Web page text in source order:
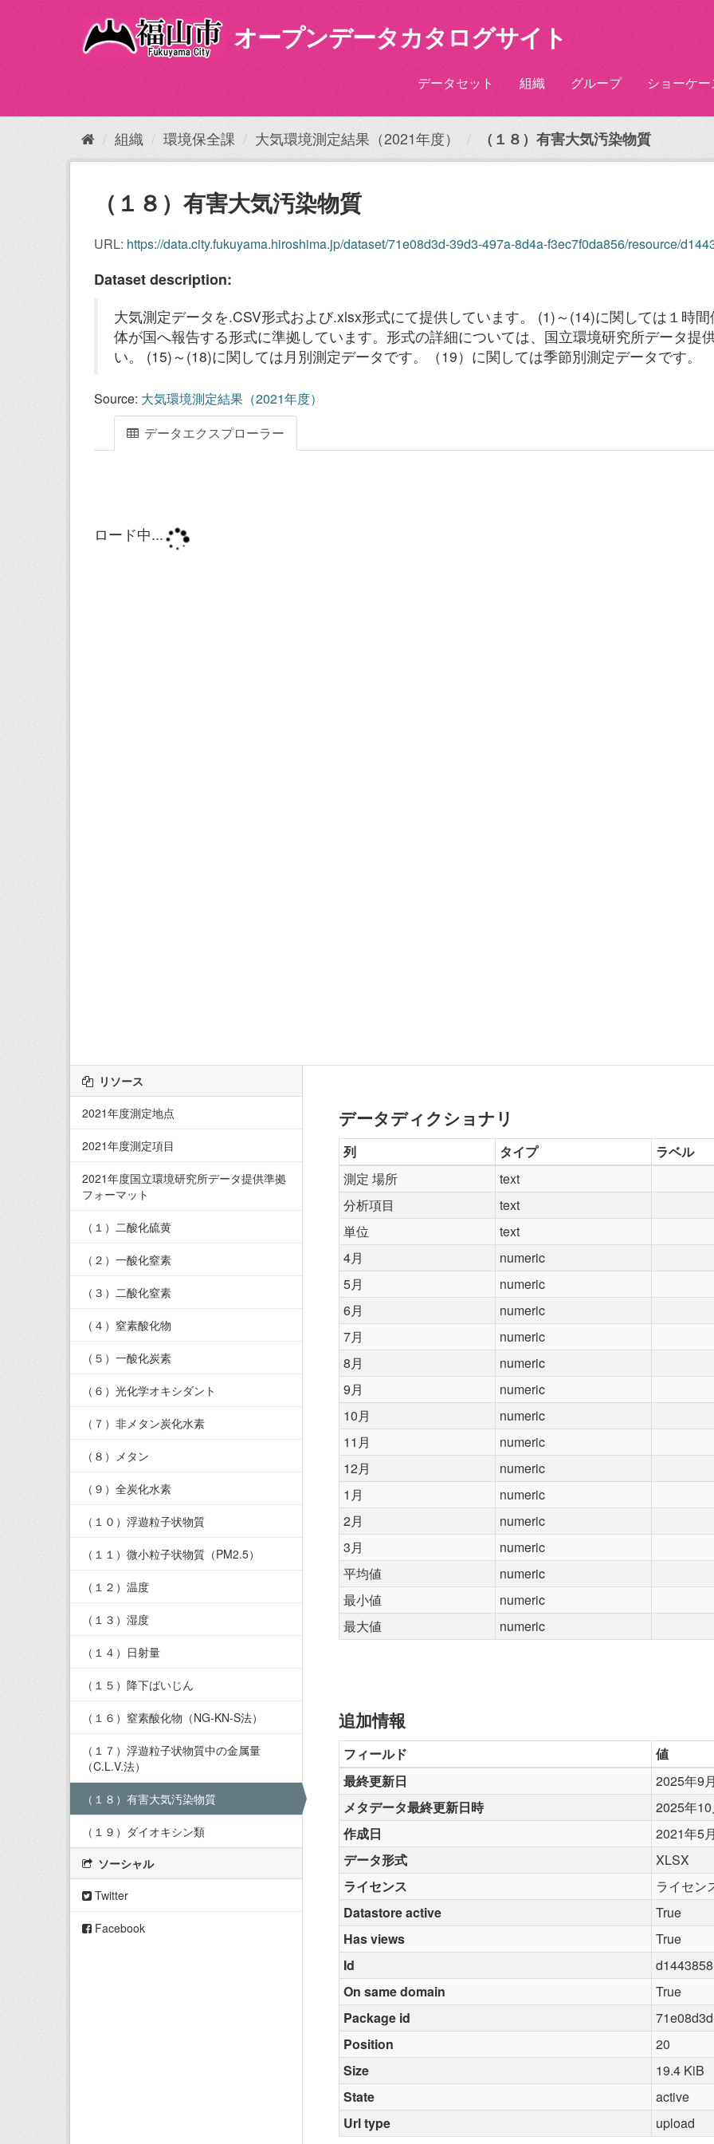
内
オープンデータカタログサイト
データセット 組織 グループ ショーケ
組織 環境保全課 大気環境測定結果（2021年度） （１８）有害大気汚染物質
（１８）有害大気汚染物質
URL: https://data.city.fukuyama.hiroshima.jp/dataset/71e08d3d-39d3-497a-8d4a-f3ec7f0da856/resource/d1443858-a8e9-
Dataset description:
大気測定データを.CSV形式および.xlsx形式にて提供しています。 (1)～(14)に関しては１時
体が国へ報告する形式に準拠しています。形式の詳細については、国立環境研究所データ提
い。 (15)～(18)に関しては月別測定データです。（19）に関しては季節別測定データです。
Source: 大気環境測定結果（2021年度）
データエクスプローラー
リソース
2021年度測定地点
2021年度測定項目
2021年度国立環境研究所データ提供準拠
フォーマット
（１）二酸化硫黄
（２）一酸化窒素
（３）二酸化窒素
（４）窒素酸化物
（５）一酸化炭素
（６）光化学オキシダント
（７）非メタン炭化水素
（８）メタン
（９）全炭化水素
（１０）浮遊粒子状物質
（１１）微小粒子状物質（PM2.5）
（１２）温度
（１３）湿度
（１４）日射量
（１５）降下ばいじん
（１６）窒素酸化物（NG-KN-S法）
（１７）浮遊粒子状物質中の金属量
（C.L.V.法）
（１８）有害大気汚染物質
（１９）ダイオキシン類
ソーシャル
Twitter
Facebook
データディクショナリ
列 タイプ
ラベル
測定 場所
text
分析項目
text
単位
text
4月
numeric
5月
numeric
6月
numeric
7月
numeric
8月
numeric
9月
numeric
10月
numeric
11月
numeric
12月
numeric
1月
numeric
2月
numeric
3月
numeric
平均値
numeric
最小値
numeric
最大値
numeric
追加情報
フィールド
値
最終更新日
2025年9
メタデータ最終更新日時
2025年
作成日
2021年5
データ形式
XLSX
ライセンス
ライセン
Datastore active
True
Has views
True
Id
On same domain
True
Package id
Position
20
Size
19.4 KiB
State
active
Url type
upload